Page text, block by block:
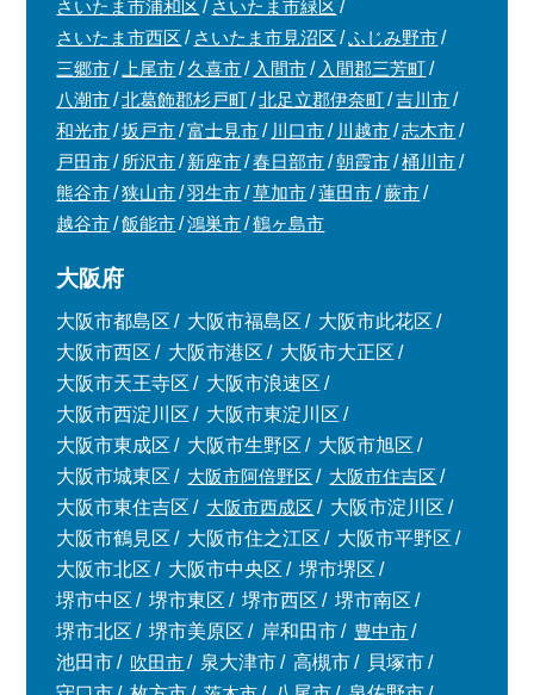
さいたま市浦和区
さいたま市緑区
さいたま市西区
さいたま市見沼区
ふじみ野市
三郷市
上尾市 久喜市 入間市
入間郡三芳町
八潮市
北葛飾郡杉戸町 北足立郡伊奈町
吉川市
和光市
坂戸市 富士見市 川口市 川越市
志木市
戸田市
所沢市 新座市 春日部市 朝霞市
桶川市
熊谷市
狭山市 羽生市 草加市 蓮田市
蕨市
越谷市
飯能市 鴻巣市 鶴ヶ島市
大阪府
大阪市都島区 大阪市福島区
大阪市此花区
大阪市西区
大阪市港区
大阪市大正区
大阪市天王寺区
大阪市浪速区
大阪市西淀川区
大阪市東淀川区
大阪市東成区
大阪市生野区
大阪市旭区
大阪市城東区
大阪市阿倍野区
大阪市住吉区
大阪市東住吉区
大阪市西成区
大阪市淀川区
大阪市鶴見区
大阪市住之江区
大阪市平野区
大阪市北区
大阪市中央区
堺市堺区
堺市中区
堺市東区 堺市西区
堺市南区
堺市北区
堺市美原区 岸和田市
豊中市
池田市
吹田市 泉大津市 高槻市
貝塚市